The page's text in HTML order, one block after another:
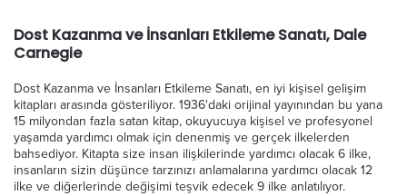
Dost Kazanma ve İnsanları Etkileme Sanatı, Dale
Carnegie
Dost Kazanma ve İnsanları Etkileme Sanatı, en iyi kişisel gelişim
kitapları arasında gösteriliyor. 1936'daki orijinal yayınından bu yana
15 milyondan fazla satan kitap, okuyucuya kişisel ve profesyonel
yaşamda yardımcı olmak için denenmiş ve gerçek ilkelerden
bahsediyor. Kitapta size insan ilişkilerinde yardımcı olacak 6 ilke,
insanların sizin düşünce tarzınızı anlamalarına yardımcı olacak 12
ilke ve diğerlerinde değişimi teşvik edecek 9 ilke anlatılıyor.